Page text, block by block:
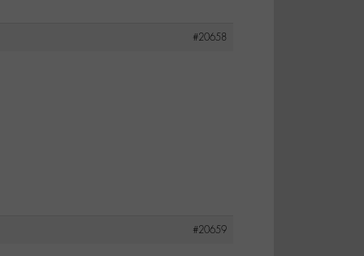
#20658
#20659